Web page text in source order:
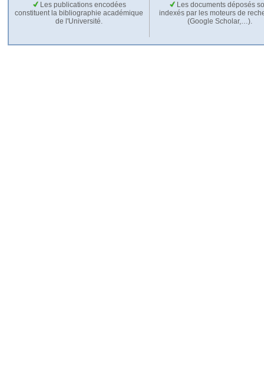
Les publications encodées
constituent la bibliographie académique
de l'Université.
Les documents déposés
indexés par les moteurs de
(Google Scholar,…).